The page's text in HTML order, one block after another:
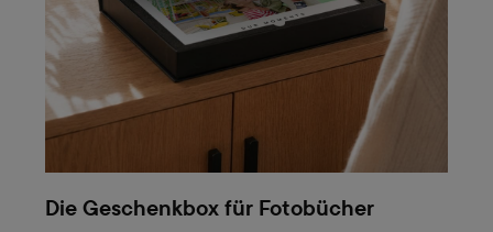
Die Geschenkbox für Fotobücher